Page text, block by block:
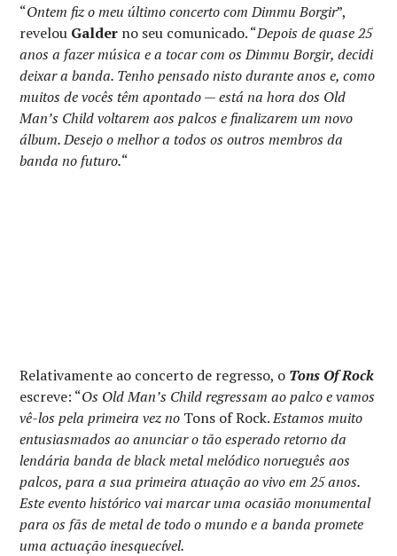
“Ontem fiz o meu último concerto com Dimmu Borgir”,
revelou Galder no seu comunicado. “Depois de quase 25
anos a fazer música e a tocar com os Dimmu Borgir, decidi
deixar a banda. Tenho pensado nisto durante anos e, como
muitos de vocês têm apontado — está na hora dos Old
Man’s Child voltarem aos palcos e finalizarem um novo
álbum. Desejo o melhor a todos os outros membros da
banda no futuro.“
Relativamente ao concerto de regresso, o Tons Of Rock
escreve: “Os Old Man’s Child regressam ao palco e vamos
vê-los pela primeira vez no Tons of Rock.Estamos muito
entusiasmados ao anunciar o tão esperado retorno da
lendária banda de black metal melódico norueguês aos
palcos, para a sua primeira atuação ao vivo em 25 anos.
Este evento histórico vai marcar uma ocasião monumental
para os fãs de metal de todo o mundo e a banda promete
uma actuação inesquecível.